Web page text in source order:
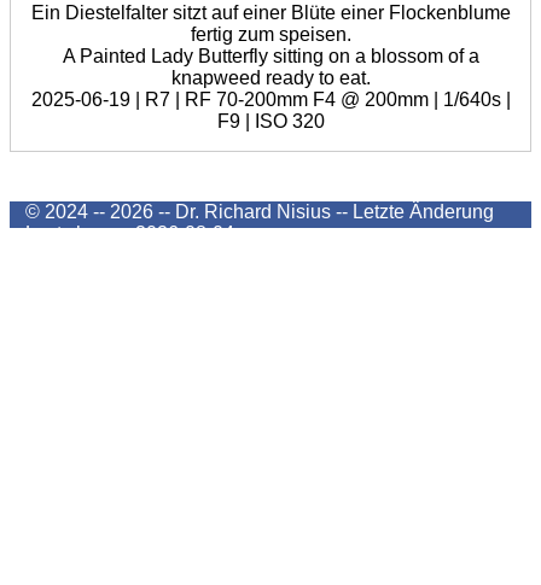
Ein Diestelfalter sitzt auf einer Blüte einer Flockenblume
fertig zum speisen.
A Painted Lady Butterfly sitting on a blossom of a
knapweed ready to eat.
2025-06-19 | R7 | RF 70-200mm F4 @ 200mm | 1/640s |
F9 | ISO 320
© 2024 -- 2026 -- Dr. Richard Nisius -- Letzte Änderung
Last change2026-08-04